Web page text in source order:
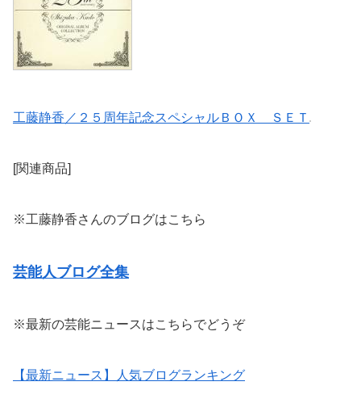
工藤静香／２５周年記念スペシャルＢＯＸ ＳＥＴ
[関連商品]
※工藤静香さんのブログはこちら
芸能人ブログ全集
※最新の芸能ニュースはこちらでどうぞ
【最新ニュース】人気ブログランキング